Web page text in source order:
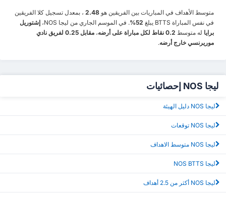
متوسط الأهداف في المباريات بين الفريقين هو 2.48 ، بمعدل تسجيل كلا الفريقين
في نفس المباراة BTTS يبلغ
52% . في الموسم الجاري من ليجا NOS،
إشتوريل
برايا له متوسط 0.2 نقاط لكل مباراة على أرضه ،
مقابل 0.25 لفريق نادي
موريرنسي خارج أرضه.
ليجا NOS إحصائيات
ليجا NOS دليل الهيئة
ليجا NOS توقعات
ليجا NOS متوسط الاهداف
ليجا NOS BTTS
ليجا NOS أكثر من 2.5 أهداف